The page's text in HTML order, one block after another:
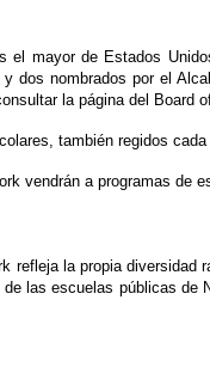
el mayor de Estados
dos nombrados por el
la página del Board
también regidos
vendrán a programas de
refleja la propia
las escuelas públicas de